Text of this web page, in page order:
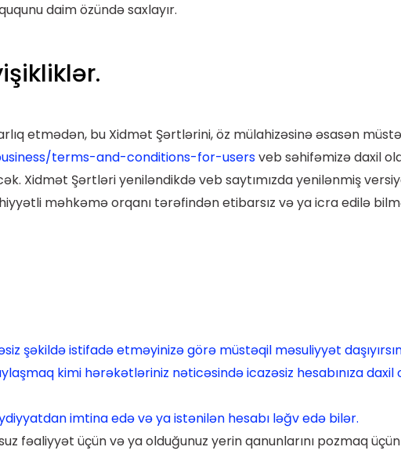
daim özündə saxlayır.
etmədən, bu Xidmət Şərtlərini, öz mülahizəsinə əsasən
terms-and-conditions-for-usersveb səhifəmizə daxil
Xidmət Şərtləri yeniləndikdə veb saytımızda yenilənmiş
məhkəmə orqanı tərəfindən etibarsız və ya icra edilə
şəkildə istifadə etməyinizə görə müstəqil məsuliyyət
kimi hərəkətləriniz nəticəsində icazəsiz hesabınıza
imtina edə və ya istənilən hesabı ləğv edə bilər.
fəaliyyət üçün və ya olduğunuz yerin qanunlarını pozmaq